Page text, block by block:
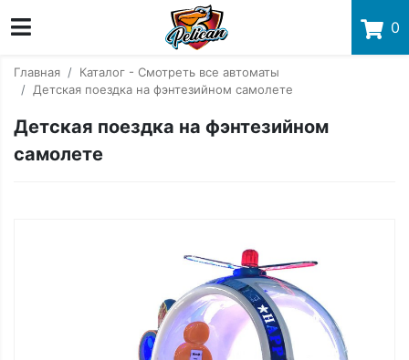
0
Главная
Каталог - Смотреть все автоматы
Детская поездка на фэнтезийном самолете
Детская поездка на фэнтезийном
самолете